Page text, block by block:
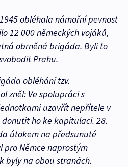
obléhala námořní pevnost
12 000 německých vojáků,
obrněná brigáda. Byli to
Prahu.
obléhání tzv.
zněl: Ve spolupráci s
uzavřít nepřítele v
ho ke kapitulaci. 28.
útokem na předsunuté
pro Němce naprostým
byly na obou stranách.